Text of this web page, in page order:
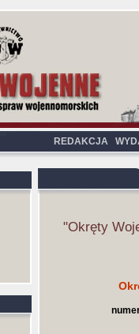
REDAKCJA
"Okręty